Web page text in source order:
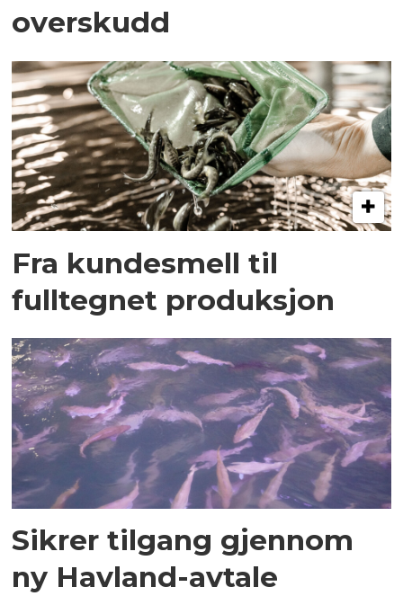
overskudd
Fra kundesmell til
fulltegnet produksjon
Sikrer tilgang gjennom
ny Havland-avtale